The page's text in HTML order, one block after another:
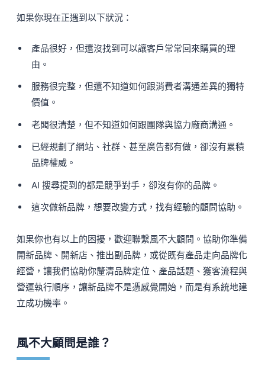
如果你現在正遇到以下狀況：
產品很好，但還沒找到可以讓客戶常常回來購買的理
由。
服務很完整，但還不知道如何跟消費者溝通差異的獨特
價值。
老闆很清楚，但不知道如何跟團隊與協力廠商溝通。
已經規劃了網站、社群、甚至廣告都有做，卻沒有累積
品牌權威。
AI 搜尋提到的都是競爭對手，卻沒有你的品牌。
這次做新品牌，想要改變方式，找有經驗的顧問協助。
如果你也有以上的困擾，歡迎聯繫風不大顧問。協助你準備
開新品牌、開新店、推出副品牌，或從既有產品走向品牌化
經營，讓我們協助你釐清品牌定位、產品話題、獲客流程與
營運執行順序，讓新品牌不是憑感覺開始，而是有系統地建
立成功機率。
風不大顧問是誰？